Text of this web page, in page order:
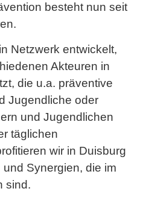
besteht nun seit
Netzwerk entwickelt,
Akteuren in
die u.a. präventive
Jugendliche oder
und Jugendlichen
täglichen
wir in Duisburg
Synergien, die im
sind.